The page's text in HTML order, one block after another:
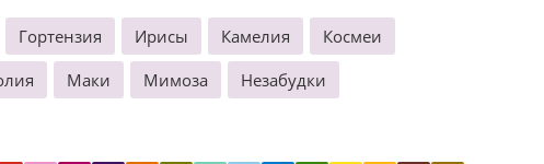
Гортензия Ирисы Камелия
Космеи
Маки Мимоза
Незабудки